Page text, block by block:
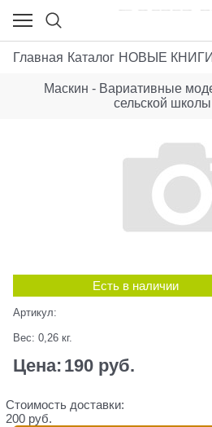
Главная Каталог НОВЫЕ КНИГИ
Маскин - Вариативные
сельской
Есть в наличии
Артикул:
Вес: 0,26 кг.
Цена: 190 руб.
Стоимость доставки:
200 руб.